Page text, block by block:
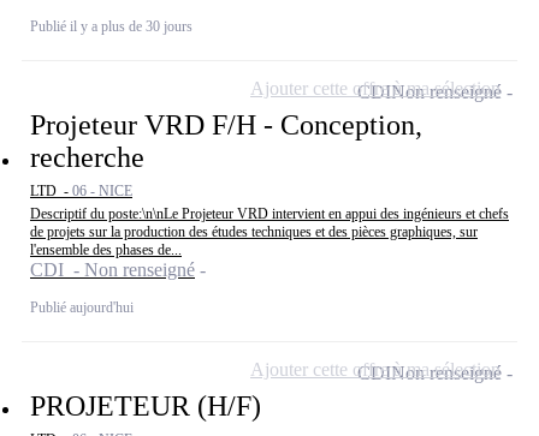
Publié il y a plus de 30 jours
Projeteur VRD F/H - Conception,
recherche
LTD - 06 - NICE
Descriptif du poste:\n\nLe Projeteur VRD intervient en appui des ingénieurs et chefs
de projets sur la production des études techniques et des pièces graphiques, sur
l'ensemble des phases de...
CDI - Non renseigné
Publié aujourd'hui
CDINon renseigné
Ajouter cette offre à ma sélection
PROJETEUR (H/F)
CDINon renseigné
Ajouter cette offre à ma sélection